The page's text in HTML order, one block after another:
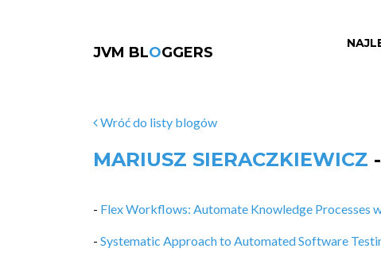
JVM BLOGGERS
Wróć do listy blogów
MARIUSZ SIERACZKIEWICZ
- Flex Workflows: Automate Knowledge Processes
- Systematic Approach to Automated Software